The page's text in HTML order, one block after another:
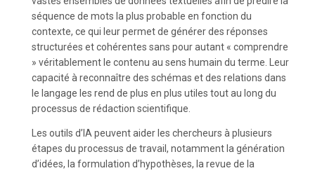
séquence de mots la plus probable en fonction du
contexte, ce qui leur permet de générer des réponses
structurées et cohérentes sans pour autant « comprendre
» véritablement le contenu au sens humain du terme. Leur
capacité à reconnaître des schémas et des relations dans
le langage les rend de plus en plus utiles tout au long du
processus de rédaction scientifique.
Les outils d’IA peuvent aider les chercheurs à plusieurs
étapes du processus de travail, notamment la génération
d’idées, la formulation d’hypothèses, la revue de la